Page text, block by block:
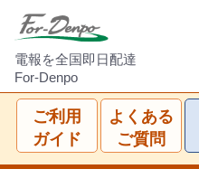
電報を全国即日配達
For-Denpo
ご利用
ガイド
よくある
ご質問